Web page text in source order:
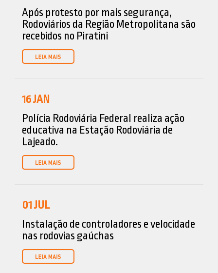
Após protesto por mais segurança,
Rodoviários da Região Metropolitana são
recebidos no Piratini
16JAN
Polícia Rodoviária Federal realiza ação
educativa na Estação Rodoviária de
Lajeado.
01JUL
Instalação de controladores e velocidade
nas rodovias gaúchas